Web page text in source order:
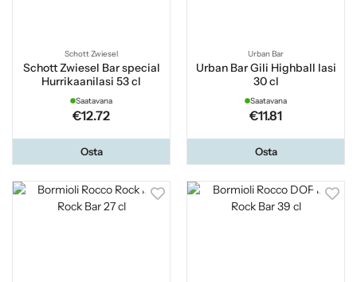
Schott Zwiesel
Schott Zwiesel Bar special
Hurrikaanilasi 53 cl
Saatavana
€12.72
Osta
Urban Bar
Urban Bar Gili Highball lasi
30 cl
Saatavana
€11.81
Osta